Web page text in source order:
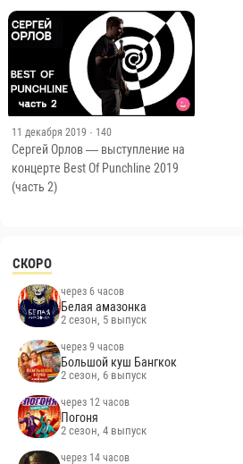
25 июня 2019 · 108
Сергей Орлов (комик лицедей)
Оперативная съемка от 05. 06. 19
11 декабря 2019
через 6 часов
Белая амазонка